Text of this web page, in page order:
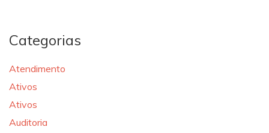
Categorias
Atendimento
Ativos
Ativos
Auditoria